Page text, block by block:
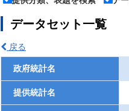
データセット一覧
戻る
政府統計名
提供統計名